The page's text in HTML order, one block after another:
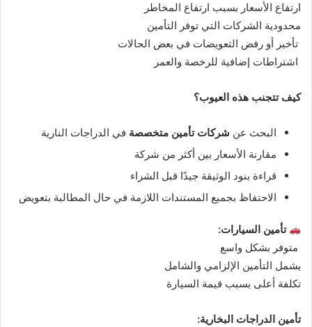
ارتفاع الأسعار بسبب ارتفاع المخاطر
محدودية الشركات التي توفر التأمين
تأخير أو رفض التعويضات في بعض الحالات
اشتراطات إضافية للرخصة والعمر
كيف تتجنب هذه العيوب؟
البحث عن شركات تأمين متخصصة في الدراجات النارية
مقارنة الأسعار بين أكثر من شركة
قراءة بنود الوثيقة جيدًا قبل الشراء
الاحتفاظ بجميع المستندات اللازمة في حال المطالبة بتعويض
تأمين السيارات:
متوفر بشكل واسع
يشمل التأمين الإلزامي والشامل
تكلفة أعلى بسبب قيمة السيارة
تأمين الدراجات البخارية: